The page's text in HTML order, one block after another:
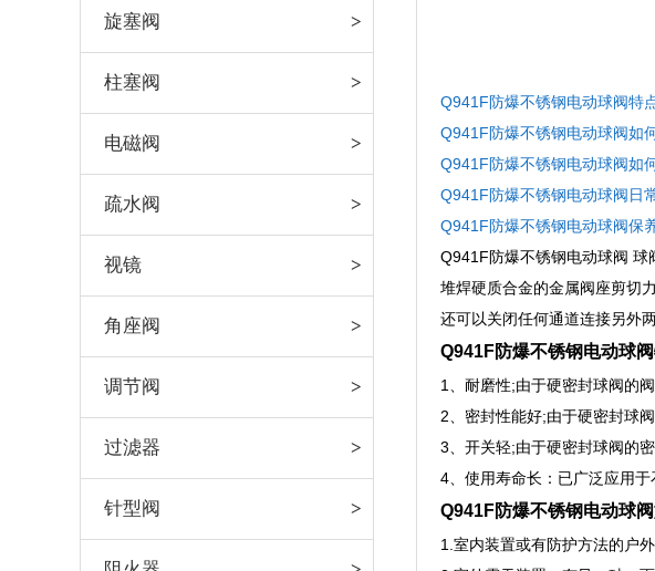
旋塞阀
柱塞阀
电磁阀
疏水阀
视镜
角座阀
调节阀
过滤器
针型阀
Q941F防爆不锈钢电动球阀特
Q941F防爆不锈钢电动球阀如
Q941F防爆不锈钢电动球阀如
Q941F防爆不锈钢电动球阀日
Q941F防爆不锈钢电动球阀保
Q941F防爆不锈钢电动球阀 球
堆焊硬质合金的金属阀座剪切
还可以关闭任何通道连接另外
Q941F防爆不锈钢电动球
1、耐磨性;由于硬密封球阀的
2、密封性能好;由于硬密封球
3、开关轻;由于硬密封球阀的
4、使用寿命长：已广泛应用
Q941F防爆不锈钢电动球
1.室内装置或有防护方法的户